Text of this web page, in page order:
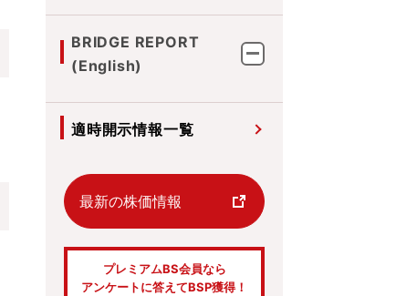
BRIDGE REPORT
(English)
適時開示情報一覧
最新の株価情報
プレミアムBS会員なら
アンケートに答えてBSP獲得！